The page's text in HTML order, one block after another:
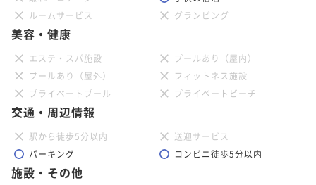
ルームサービス
グランピング
美容・健康
エステ・スパ施設
プールあり（屋内）
プールあり（屋外）
フィットネス施設
プライベートプール
プライベートビーチ
交通・周辺情報
駅から徒歩5分以内
送迎サービス
パーキング
コンビニ徒歩5分以内
施設・その他